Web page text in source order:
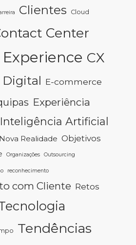
Clientes Cloud
Center
CX
Digital E-commerce
Experiência
Inteligência Artificial
Nova Realidade Objetivos
Organizações Outsourcing
reconhecimento
com Cliente Retos
Tendências